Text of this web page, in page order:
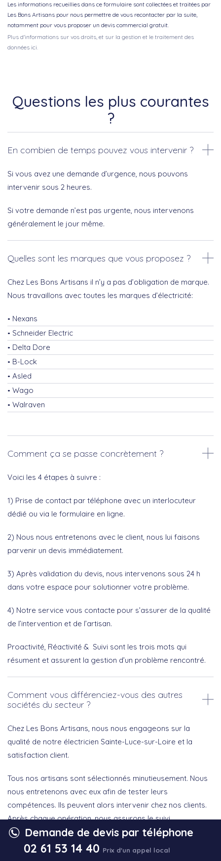
Les informations recueillies dans ce formulaire sont collectées et traitées par
Les Bons Artisans pour nous permettre de vous recontacter par la suite,
notamment pour vous proposer un devis commercial gratuit.
Plus d'informations sur vos droits, et sur la gestion et le traitement des
données ici.
Questions les plus courantes
?
En combien de temps pouvez vous intervenir ?
Si vous avez une demande d’urgence, nous pouvons
intervenir sous 2 heures.
Si votre demande n’est pas urgente, nous intervenons
généralement le jour même.
Quelles sont les marques que vous proposez ?
Chez Les Bons Artisans il n’y a pas d’obligation de marque.
Nous travaillons avec toutes les marques d’électricité:
Nexans
Schneider Electric
Delta Dore
B-Lock
Asled
Wago
Walraven
Comment ça se passe concrètement ?
Voici les 4 étapes à suivre :
1) Prise de contact par téléphone avec un interlocuteur
dédié ou via le formulaire en ligne.
2) Nous nous entretenons avec le client, nous lui faisons
parvenir un devis immédiatement.
3) Après validation du devis, nous intervenons sous 24 h
dans votre espace pour solutionner votre problème.
4) Notre service vous contacte pour s’assurer de la qualité
de l’intervention et de l’artisan.
Proactivité, Réactivité & Suivi sont les trois mots qui
résument et assurent la gestion d’un problème rencontré.
Comment vous différenciez-vous des autres
sociétés du secteur ?
Chez Les Bons Artisans, nous nous engageons sur la
qualité de notre électricien Sainte-Luce-sur-Loire et la
satisfaction client.
Tous nos artisans sont sélectionnés minutieusement. Nous
nous entretenons avec eux afin de tester leurs
compétences. Ils peuvent alors intervenir chez nos clients.
Après chaque opération, nous assurons le suivi.
Vous avez d’ailleurs la possibilité de nous recommander sur
Trustpilot et les réseaux sociaux comme le font nos clients
Demande de devis par téléphone
02 61 53 14 40 Prix d'un appel local